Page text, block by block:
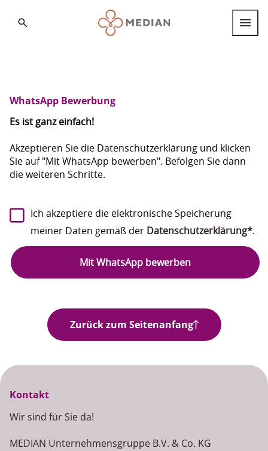
Search
Internationale Fachkräfte
Über MEDIAN
Deutsch
Deutsch
English
WhatsApp Bewerbung
Es ist ganz einfach!
Akzeptieren Sie die Datenschutzerklärung und klicken
Sie auf "Mit WhatsApp bewerben". Befolgen Sie dann
die weiteren Schritte.
Ich akzeptiere die elektronische Speicherung
meiner Daten gemäß der Datenschutzerklärung*.
Mit WhatsApp bewerben
Zurück zum Seitenanfang
Kontakt
Wir sind für Sie da!
MEDIAN Unternehmensgruppe B.V. & Co. KG